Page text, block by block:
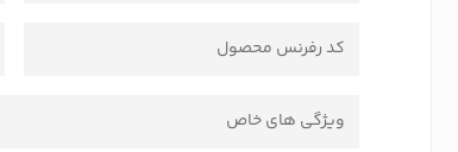
کد رفرنس محصول
ویژگی های خاص